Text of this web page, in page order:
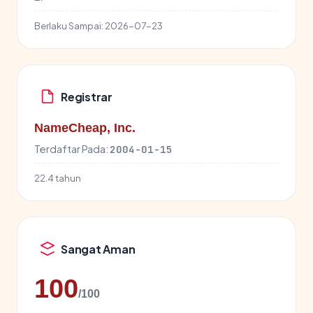
Berlaku Sampai: 2026-07-23
Registrar
NameCheap, Inc.
Terdaftar Pada: 2004-01-15
22.4 tahun
Sangat Aman
100/100